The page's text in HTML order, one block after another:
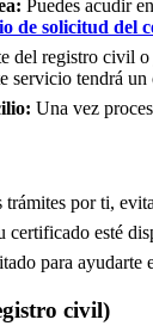
Puedes acudir
de solicitud del
del registro civil o
tendrá
Una vez
por ti,
certificado esté
para
civil)